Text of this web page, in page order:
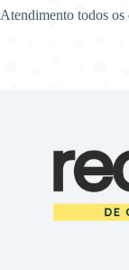
Atendimento todos os